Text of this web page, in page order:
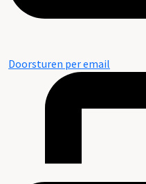
Doorsturen per email